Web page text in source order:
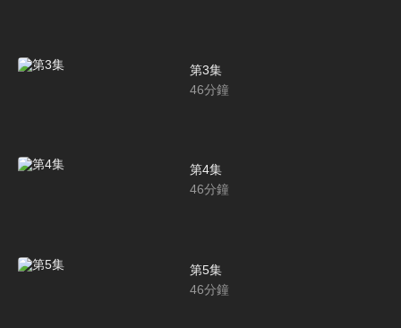
第3集
46分鐘
第4集
46分鐘
第5集
46分鐘